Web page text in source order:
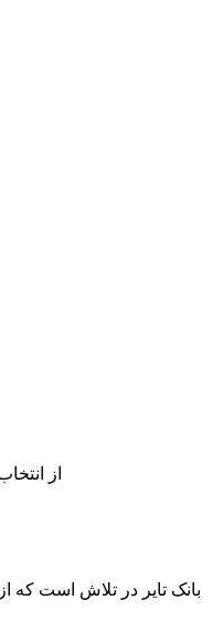
از
بانک تایر در تلاش است که